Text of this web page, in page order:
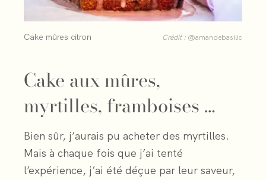
Cake mûres citron Crédit : @amandebasilic
Cake aux mûres,
myrtilles, framboises …
Bien sûr, j’aurais pu acheter des myrtilles.
Mais à chaque fois que j’ai tenté
l’expérience, j’ai été déçue par leur saveur,